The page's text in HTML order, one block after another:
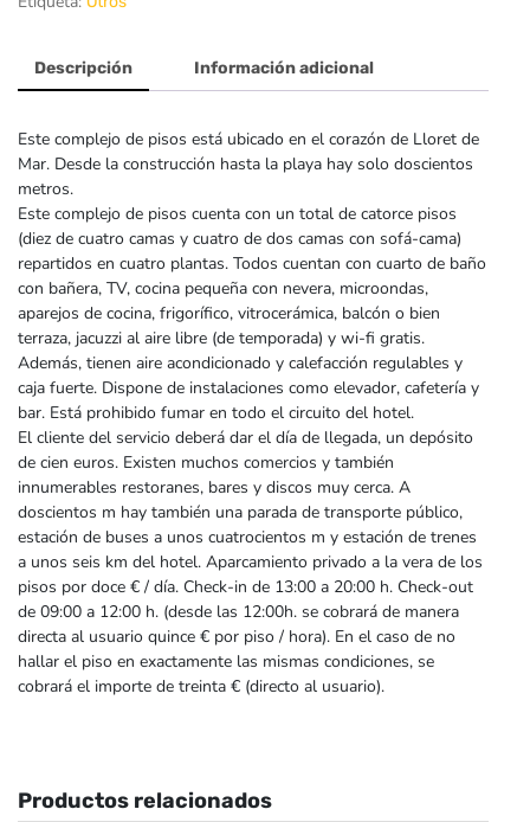
Descripción Información adicional
Este complejo de pisos está ubicado en el corazón de Lloret de
Mar. Desde la construcción hasta la playa hay solo doscientos
metros.
Este complejo de pisos cuenta con un total de catorce pisos
(diez de cuatro camas y cuatro de dos camas con sofá-cama)
repartidos en cuatro plantas. Todos cuentan con cuarto de baño
con bañera, TV, cocina pequeña con nevera, microondas,
aparejos de cocina, frigorífico, vitrocerámica, balcón o bien
terraza, jacuzzi al aire libre (de temporada) y wi-fi gratis.
Además, tienen aire acondicionado y calefacción regulables y
caja fuerte. Dispone de instalaciones como elevador, cafetería y
bar. Está prohibido fumar en todo el circuito del hotel.
El cliente del servicio deberá dar el día de llegada, un depósito
de cien euros. Existen muchos comercios y también
innumerables restoranes, bares y discos muy cerca. A
doscientos m hay también una parada de transporte público,
estación de buses a unos cuatrocientos m y estación de trenes
a unos seis km del hotel. Aparcamiento privado a la vera de los
pisos por doce € / día. Check-in de 13:00 a 20:00 h. Check-out
de 09:00 a 12:00 h. (desde las 12:00h. se cobrará de manera
directa al usuario quince € por piso / hora). En el caso de no
hallar el piso en exactamente las mismas condiciones, se
cobrará el importe de treinta € (directo al usuario).
Productos relacionados